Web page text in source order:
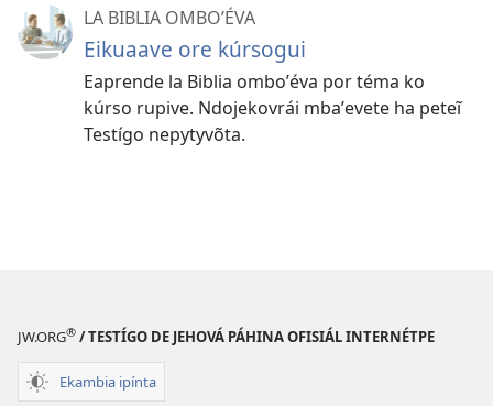
LA BIBLIA OMBOʼÉVA
Eikuaave ore kúrsogui
Eaprende la Biblia omboʼéva por téma ko
kúrso rupive. Ndojekovrái mbaʼevete ha peteĩ
Testígo nepytyvõta.
JW.ORG® / TESTÍGO DE JEHOVÁ PÁHINA OFISIÁL INTERNÉTPE
Ekambia ipínta